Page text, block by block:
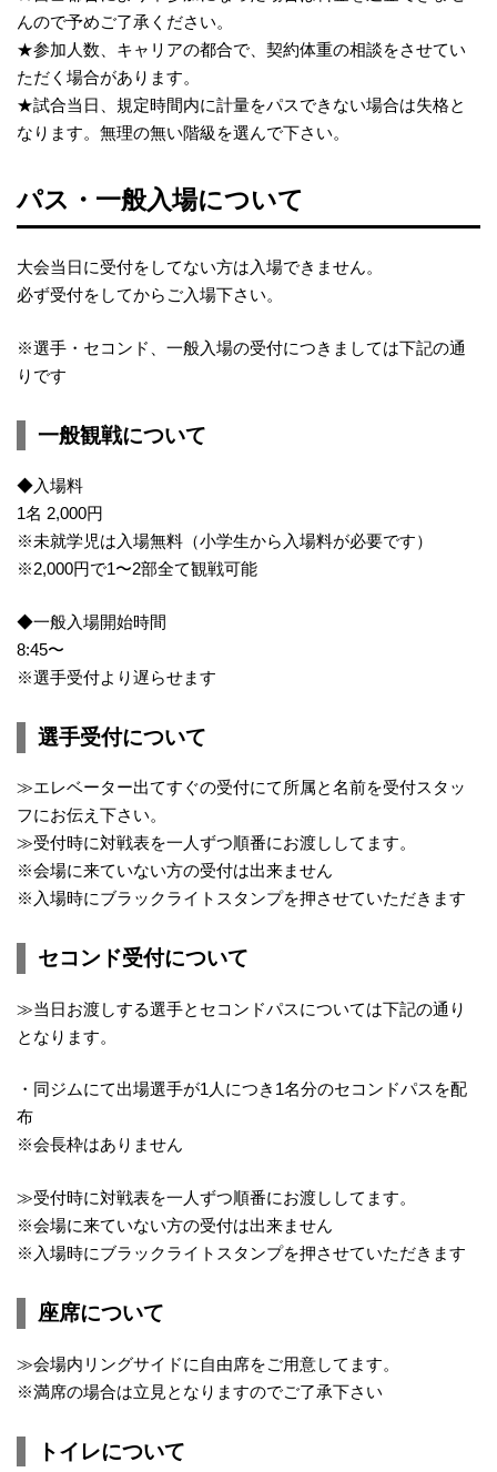
んので予めご了承ください。
★参加人数、キャリアの都合で、契約体重の相談をさせてい
ただく場合があります。
★試合当日、規定時間内に計量をパスできない場合は失格と
なります。無理の無い階級を選んで下さい。
パス・一般入場について
大会当日に受付をしてない方は入場できません。
必ず受付をしてからご入場下さい。
※選手・セコンド、一般入場の受付につきましては下記の通
りです
一般観戦について
◆入場料
1名 2,000円
※未就学児は入場無料（小学生から入場料が必要です）
※2,000円で1〜2部全て観戦可能
◆一般入場開始時間
8:45〜
※選手受付より遅らせます
選手受付について
≫エレベーター出てすぐの受付にて所属と名前を受付スタッ
フにお伝え下さい。
≫受付時に対戦表を一人ずつ順番にお渡ししてます。
※会場に来ていない方の受付は出来ません
※入場時にブラックライトスタンプを押させていただきます
セコンド受付について
≫当日お渡しする選手とセコンドパスについては下記の通り
となります。
・同ジムにて出場選手が1人につき1名分のセコンドパスを配
布
※会長枠はありません
≫受付時に対戦表を一人ずつ順番にお渡ししてます。
※会場に来ていない方の受付は出来ません
※入場時にブラックライトスタンプを押させていただきます
座席について
≫会場内リングサイドに自由席をご用意してます。
※満席の場合は立見となりますのでご了承下さい
トイレについて